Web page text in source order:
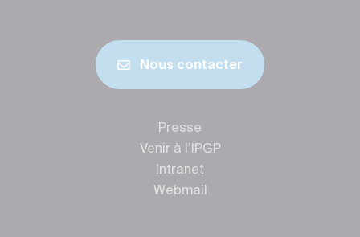
Nous contacter
Presse
Venir à l’IPGP
Intranet
Webmail